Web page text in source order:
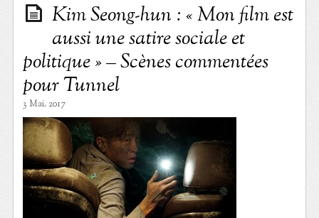
Kim Seong-hun : « Mon film est
aussi une satire sociale et
politique » – Scènes commentées
pour Tunnel
3 Mai. 2017